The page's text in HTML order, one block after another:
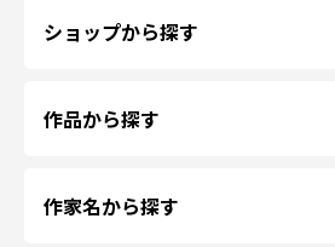
ショップから探す
作品から探す
作家名から探す